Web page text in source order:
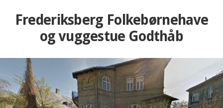
Frederiksberg Folkebørnehave
og vuggestue Godthåb